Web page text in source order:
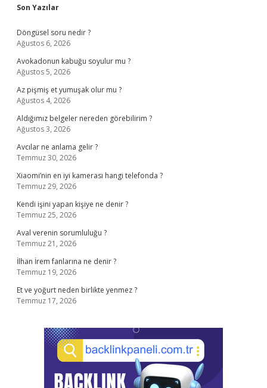
Sidebar
Son Yazılar
Döngüsel soru nedir ?
Ağustos 6, 2026
Avokadonun kabuğu soyulur mu ?
Ağustos 5, 2026
Az pişmiş et yumuşak olur mu ?
Ağustos 4, 2026
Aldığımız belgeler nereden görebilirim ?
Ağustos 3, 2026
Avcılar ne anlama gelir ?
Temmuz 30, 2026
Xiaomi’nin en iyi kamerası hangi telefonda ?
Temmuz 29, 2026
Kendi işini yapan kişiye ne denir ?
Temmuz 25, 2026
Aval verenin sorumluluğu ?
Temmuz 21, 2026
İlhan İrem fanlarına ne denir ?
Temmuz 19, 2026
Et ve yoğurt neden birlikte yenmez ?
Temmuz 17, 2026